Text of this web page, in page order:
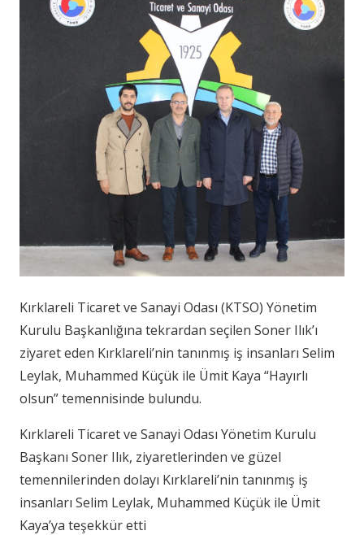
Kırklareli Ticaret ve Sanayi Odası (KTSO) Yönetim
Kurulu Başkanlığına tekrardan seçilen Soner Ilık’ı
ziyaret eden Kırklareli’nin tanınmış iş insanları Selim
Leylak, Muhammed Küçük ile Ümit Kaya “Hayırlı
olsun” temennisinde bulundu.
Kırklareli Ticaret ve Sanayi Odası Yönetim Kurulu
Başkanı Soner Ilık, ziyaretlerinden ve güzel
temennilerinden dolayı Kırklareli’nin tanınmış iş
insanları Selim Leylak, Muhammed Küçük ile Ümit
Kaya’ya teşekkür etti